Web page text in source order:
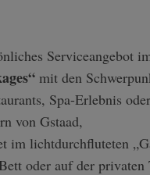
Serviceangebot
mit den
Spa-Erlebnis oder
von Gstaad,
im lichtdurchfluteten
oder auf der privaten